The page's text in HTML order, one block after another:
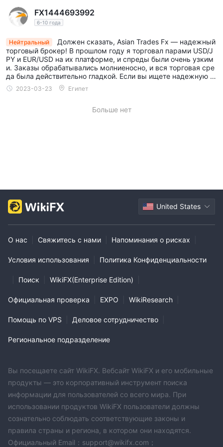
электронной почте медленнее, чем онлайн-чат и
телефонные звонки. Электронная почта значительно
FX1444693992
6-10 года
Нейтральный
Должен сказать, Asian Trades Fx — надежный
торговый брокер! В прошлом году я торговал парами USD/J
PY и EUR/USD на их платформе, и спреды были очень узким
и. Заказы обрабатывались молниеносно, и вся торговая сре
да была действительно гладкой. Если вы ищете надежную и
эффективную торговую платформу, я определенно рекомен
дую попробовать Asian Trades Fx!
2023-03-23 Египет
Больше нет
United States
О нас Свяжитесь с нами Напоминания о рисках
Условия использования Политика Конфиденциальности
Поиск WikiFX(Enterprise Edition)
Официальная проверка EXPO WikiResearch
Помощь по VPS Деловое сотрудничество
Региональное подразделение
Вы посещаете сайт WikiFX. Вебсайт WikiFX и его мобильные
продукты — это корпоративный инструмент поиска
информации для пользователей со всего мира. При
использовании продуктов WikiFX пользователи должны
сознательно соблюдать соответствующие законы и
правила страны и региона, в котором они находятся.
Официальный Email：support@wikifx.com；